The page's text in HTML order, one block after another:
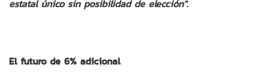
estatal único sin posibilidad de elección".
El futuro de 6% adicional